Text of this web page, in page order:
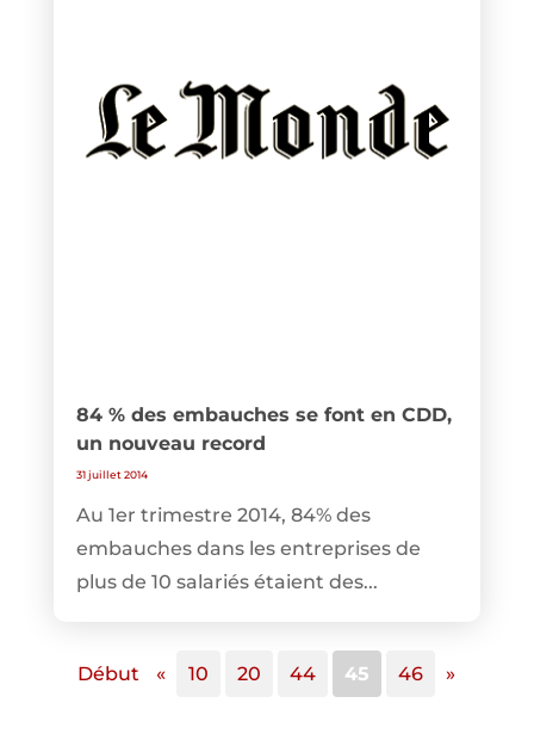
84 % des embauches se font en CDD,
un nouveau record
31 juillet 2014
Au 1er trimestre 2014, 84% des
embauches dans les entreprises de
plus de 10 salariés étaient des...
Début « 10 20 44 45 46 »